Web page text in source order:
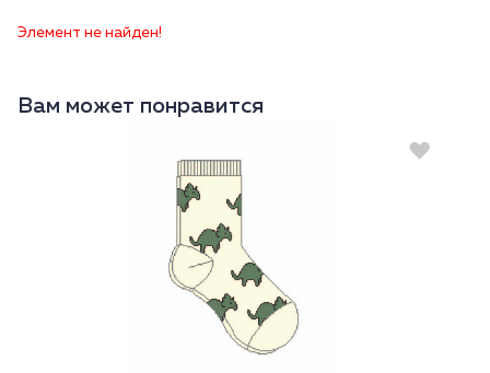
Элемент не найден!
Вам может понравится